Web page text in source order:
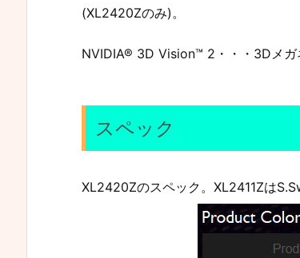
(XL2420Zのみ)。
NVIDIA® 3D Vision™ 2・・・3Dメガ
スペック
XL2420Zのスペック。XL2411Zは